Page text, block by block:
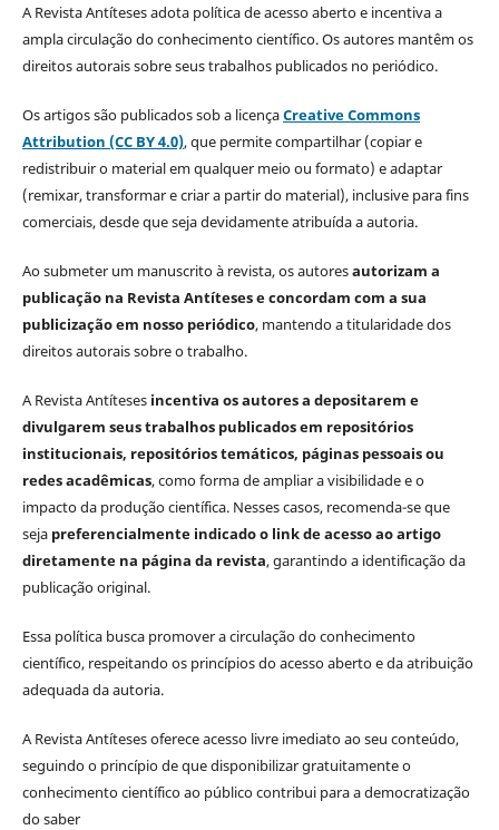
A Revista Antíteses adota política de acesso aberto e incentiva a
ampla circulação do conhecimento científico. Os autores mantêm os
direitos autorais sobre seus trabalhos publicados no periódico.
Os artigos são publicados sob a licençaCreative Commons
Attribution (CC BY 4.0), que permite compartilhar (copiar e
redistribuir o material em qualquer meio ou formato) e adaptar
(remixar, transformar e criar a partir do material), inclusive para fins
comerciais, desde que seja devidamente atribuída a autoria.
Ao submeter um manuscrito à revista, os autoresautorizam a
publicação na Revista Antíteses e concordam com a sua
publicização em nosso periódico, mantendo a titularidade dos
direitos autorais sobre o trabalho.
A Revista Antíteses incentiva os autores a depositarem e
divulgarem seus trabalhos publicados em repositórios
institucionais, repositórios temáticos, páginas pessoais ou
redes acadêmicas, como forma de ampliar a visibilidade e o
impacto da produção científica. Nesses casos, recomenda-se que
seja preferencialmente indicado o link de acesso ao artigo
diretamente na página da revista, garantindo a identificação da
publicação original.
Essa política busca promover a circulação do conhecimento
científico, respeitando os princípios do acesso aberto e da atribuição
adequada da autoria.
A Revista Antíteses oferece acesso livre imediato ao seu conteúdo,
seguindo o princípio de que disponibilizar gratuitamente o
conhecimento científico ao público contribui para a democratização
do saber